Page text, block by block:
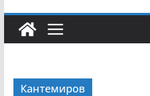
Кантемиров